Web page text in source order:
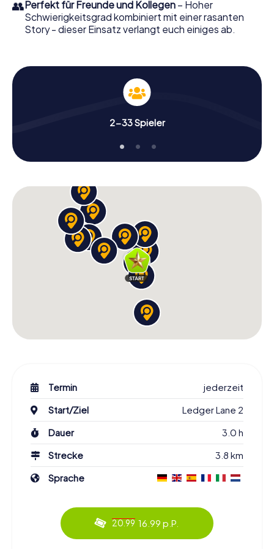
👥Perfekt für Freunde und Kollegen – Hoher
Schwierigkeitsgrad kombiniert mit einer rasanten
Story - dieser Einsatz verlangt euch einiges ab.
2-33 Spieler
Termin
jederzeit
Start/Ziel
Ledger Lane 2
Dauer
3.0 h
Strecke
3.8 km
Sprache
20.99 16.99 p.P.